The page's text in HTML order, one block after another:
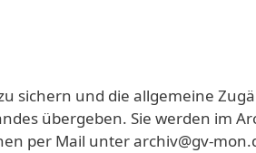
sichern und die allgemeine
übergeben. Sie werden im
per Mail unter archiv@gv-